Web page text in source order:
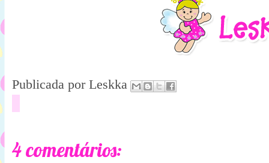
Publicada por Leskka
4 comentários: